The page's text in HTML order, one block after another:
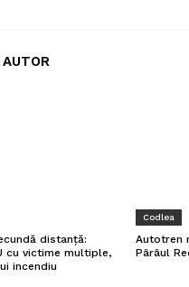
distanță:
cu victime multiple,
incendiu
Codlea
Autotren
Pârâul